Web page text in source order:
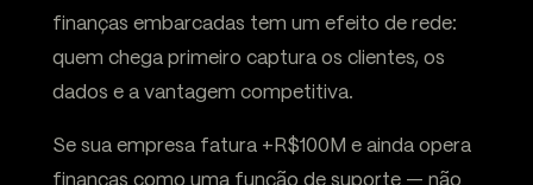
finanças embarcadas tem um efeito de rede:
quem chega primeiro captura os clientes, os
dados e a vantagem competitiva.
Se sua empresa fatura +R$100M e ainda opera
finanças como uma função de suporte — não